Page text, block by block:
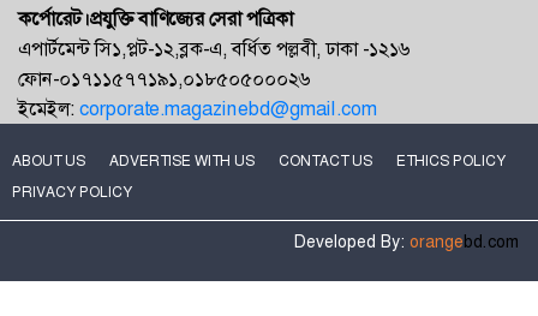
কর্পোরেট।প্রযুক্তি বাণিজ্যের সেরা পত্রিকা
এপার্টমেন্ট সি১,প্লট-১২,ব্লক-এ, বর্ধিত পল্লবী, ঢাকা -১২১৬
ফোন-০১৭১১৫৭৭১৯১,০১৮৫০৫০০০২৬
ইমেইল:corporate.magazinebd@gmail.com
ABOUT US ADVERTISE WITH US CONTACT US
ETHICS POLICY
PRIVACY POLICY
Developed By: orangebd.com